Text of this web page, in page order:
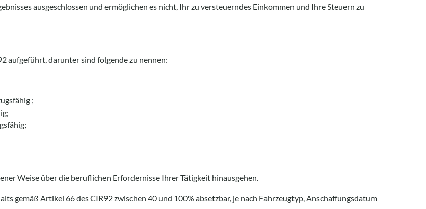
ausgeschlossen und ermöglichen es nicht, Ihr zu versteuerndes Einkommen und Ihre Steuern zu
aufgeführt, darunter sind folgende zu nennen:
;
Weise über die beruflichen Erfordernisse Ihrer Tätigkeit hinausgehen.
gemäß Artikel 66 des CIR92 zwischen 40 und 100% absetzbar, je nach Fahrzeugtyp, Anschaffungsdatum